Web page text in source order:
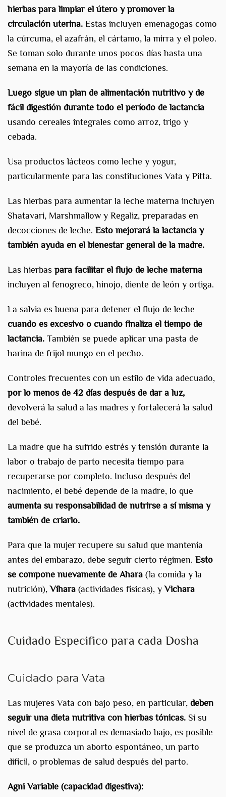
hierbas para limpiar el útero y promover la
circulación uterina. Estas incluyen emenagogas como
la cúrcuma, el azafrán, el cártamo, la mirra y el poleo.
Se toman solo durante unos pocos días hasta una
semana en la mayoría de las condiciones.
Luego sigue un plan de alimentación nutritivo y de
fácil digestión durante todo el período de lactancia
usando cereales integrales como arroz, trigo y
cebada.
Usa productos lácteos como leche y yogur,
particularmente para las constituciones Vata y Pitta.
Las hierbas para aumentar la leche materna incluyen
Shatavari, Marshmallow y Regaliz, preparadas en
decocciones de leche. Esto mejorará la lactancia y
también ayuda en el bienestar general de la madre.
Las hierbas para facilitar el flujo de leche materna
incluyen al fenogreco, hinojo, diente de león y ortiga.
La salvia es buena para detener el flujo de leche
cuando es excesivo o cuando finaliza el tiempo de
lactancia. También se puede aplicar una pasta de
harina de frijol mungo en el pecho.
Controles frecuentes con un estilo de vida adecuado,
por lo menos de 42 días después de dar a luz,
devolverá la salud a las madres y fortalecerá la salud
del bebé.
La madre que ha sufrido estrés y tensión durante la
labor o trabajo de parto necesita tiempo para
recuperarse por completo. Incluso después del
nacimiento, el bebé depende de la madre, lo que
aumenta su responsabilidad de nutrirse a sí misma y
también de criarlo.
Para que la mujer recupere su salud que mantenía
antes del embarazo, debe seguir cierto régimen. Esto
se compone nuevamente de Ahara (la comida y la
nutrición),Vihara (actividades físicas), yVichara
(actividades mentales).
Cuidado Especifico para cada Dosha
Cuidado para Vata
Las mujeres Vata con bajo peso, en particular, deben
seguir una dieta nutritiva con hierbas tónicas. Si su
nivel de grasa corporal es demasiado bajo, es posible
que se produzca un aborto espontáneo, un parto
difícil, o problemas de salud después del parto.
Agni Variable (capacidad digestiva):